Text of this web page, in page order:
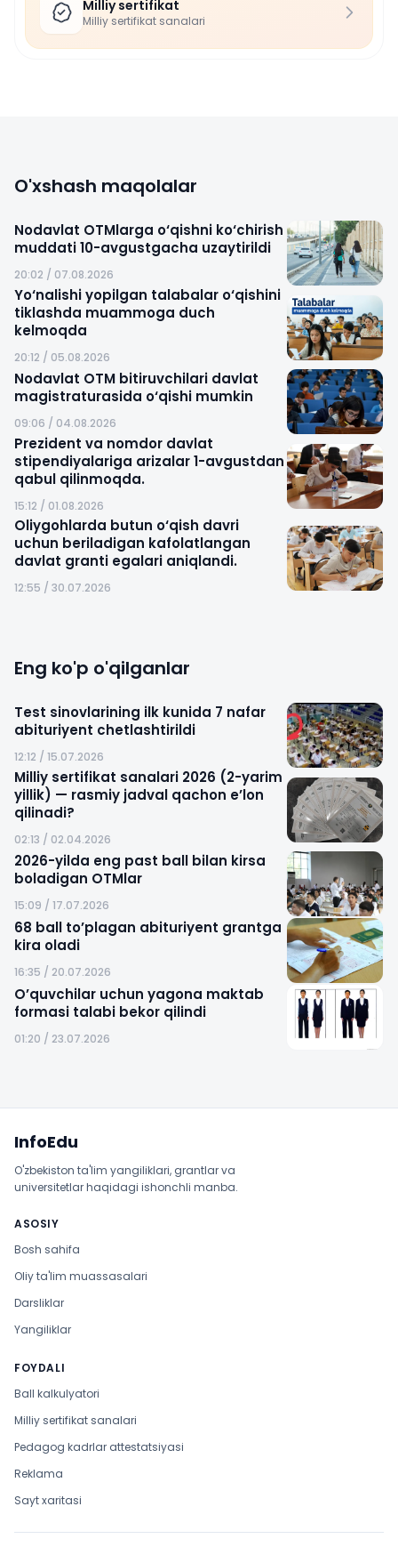
Milliy sertifikat
Milliy sertifikat sanalari
O'xshash maqolalar
Nodavlat OTMlarga o‘qishni ko‘chirish
muddati 10-avgustgacha uzaytirildi
20:02 / 07.08.2026
Yo‘nalishi yopilgan talabalar o‘qishini
tiklashda muammoga duch
kelmoqda
20:12 / 05.08.2026
Nodavlat OTM bitiruvchilari davlat
magistraturasida o‘qishi mumkin
09:06 / 04.08.2026
Prezident va nomdor davlat
stipendiyalariga arizalar 1-avgustdan
qabul qilinmoqda.
15:12 / 01.08.2026
Oliygohlarda butun o‘qish davri
uchun beriladigan kafolatlangan
davlat granti egalari aniqlandi.
12:55 / 30.07.2026
Eng ko'p o'qilganlar
Test sinovlarining ilk kunida 7 nafar
abituriyent chetlashtirildi
12:12 / 15.07.2026
Milliy sertifikat sanalari 2026 (2-yarim
yillik) — rasmiy jadval qachon e’lon
qilinadi?
02:13 / 02.04.2026
2026-yilda eng past ball bilan kirsa
boladigan OTMlar
15:09 / 17.07.2026
68 ball to’plagan abituriyent grantga
kira oladi
16:35 / 20.07.2026
O’quvchilar uchun yagona maktab
formasi talabi bekor qilindi
01:20 / 23.07.2026
InfoEdu
O'zbekiston ta'lim yangiliklari, grantlar va
universitetlar haqidagi ishonchli manba.
ASOSIY
Bosh sahifa
Oliy ta'lim muassasalari
Darsliklar
Yangiliklar
FOYDALI
Ball kalkulyatori
Milliy sertifikat sanalari
Pedagog kadrlar attestatsiyasi
Reklama
Sayt xaritasi